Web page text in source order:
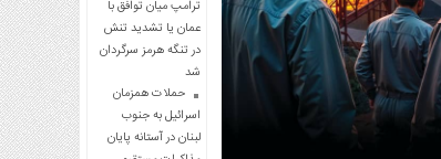
ترامپ میان توافق با
عمان یا تشدید تنش
در تنگه هرمز سرگردان
شد
حملات همزمان
اسرائیل به جنوب
لبنان در آستانه پایان